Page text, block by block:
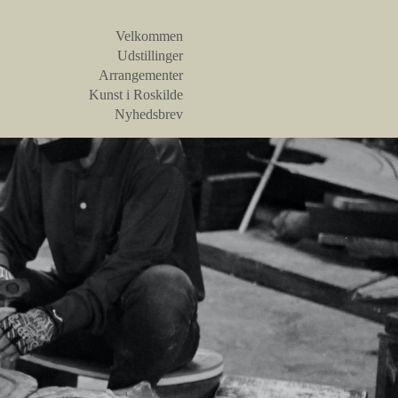
Velkommen
Udstillinger
Arrangementer
Kunst i Roskilde
Nyhedsbrev